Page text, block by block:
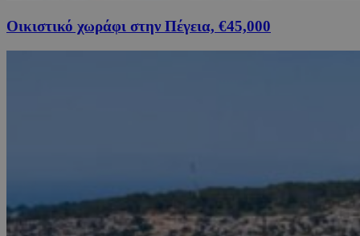
Οικιστικό χωράφι στην Πέγεια, €45,000